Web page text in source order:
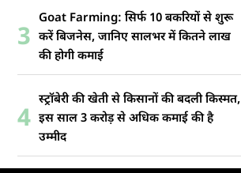
3
Goat Farming: सिर्फ 10 बकरियों से शुरू
करें बिजनेस, जानिए सालभर में कितने लाख
की होगी कमाई
4
स्ट्रॉबेरी की खेती से किसानों की बदली किस्मत,
इस साल 3 करोड़ से अधिक कमाई की है
उम्मीद